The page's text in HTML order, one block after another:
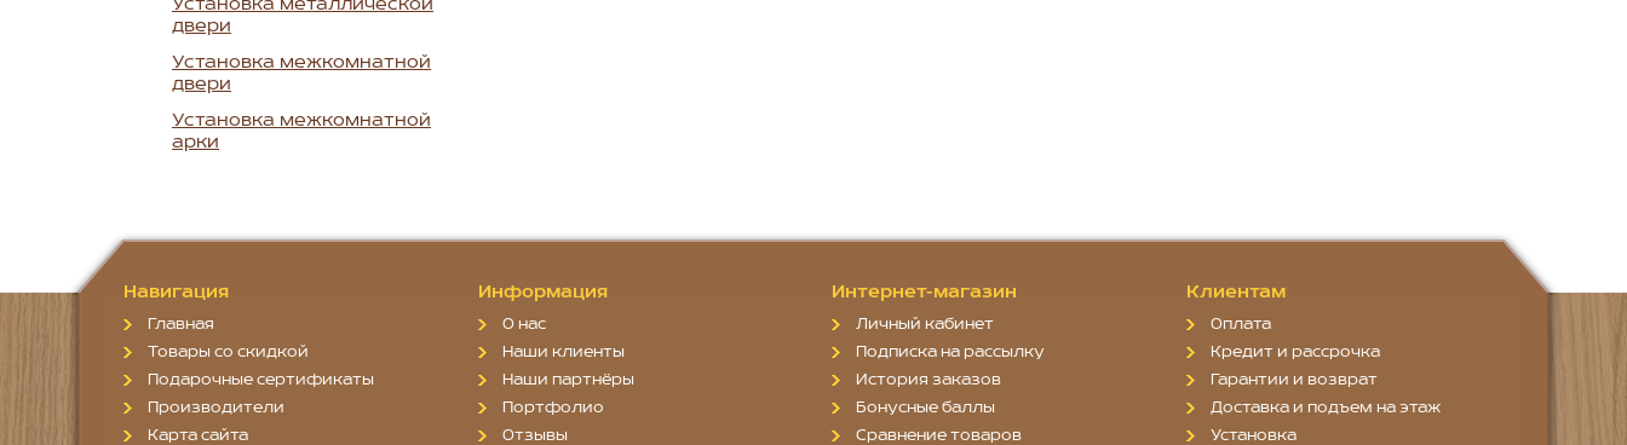
Установка металлической
двери
Установка межкомнатной
двери
Установка межкомнатной
арки
Навигация
Главная
Товары со скидкой
Подарочные сертификаты
Производители
Карта сайта
Информация
О нас
Наши клиенты
Наши партнёры
Портфолио
Отзывы
Интернет-магазин
Личный кабинет
Подписка на рассылку
История заказов
Бонусные баллы
Сравнение товаров
Клиентам
Оплата
Кредит и рассрочка
Гарантии и возврат
Доставка и подъем на этаж
Установка